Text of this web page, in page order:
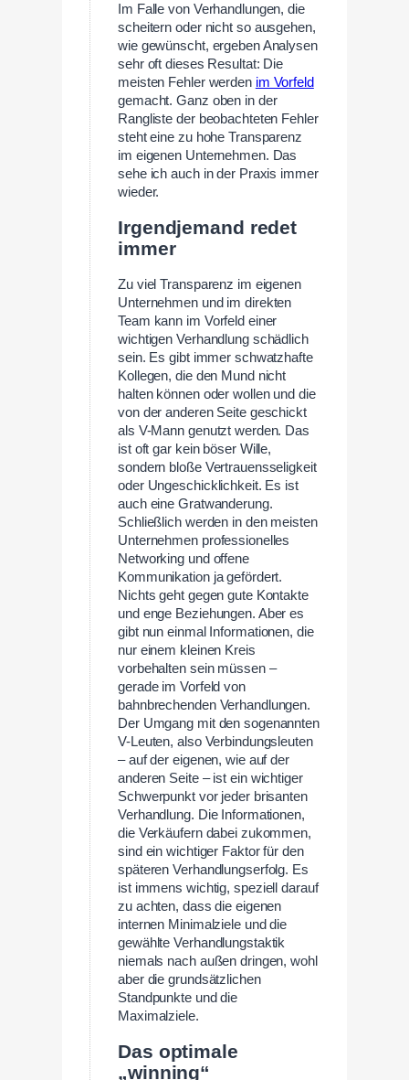
Im Falle von Verhandlungen, die
scheitern oder nicht so ausgehen,
wie gewünscht, ergeben Analysen
sehr oft dieses Resultat: Die
meisten Fehler werden im Vorfeld
gemacht. Ganz oben in der
Rangliste der beobachteten Fehler
steht eine zu hohe Transparenz
im eigenen Unternehmen. Das
sehe ich auch in der Praxis immer
wieder.
Irgendjemand redet
immer
Zu viel Transparenz im eigenen
Unternehmen und im direkten
Team kann im Vorfeld einer
wichtigen Verhandlung schädlich
sein. Es gibt immer schwatzhafte
Kollegen, die den Mund nicht
halten können oder wollen und die
von der anderen Seite geschickt
als V-Mann genutzt werden. Das
ist oft gar kein böser Wille,
sondern bloße Vertrauensseligkeit
oder Ungeschicklichkeit. Es ist
auch eine Gratwanderung.
Schließlich werden in den meisten
Unternehmen professionelles
Networking und offene
Kommunikation ja gefördert.
Nichts geht gegen gute Kontakte
und enge Beziehungen. Aber es
gibt nun einmal Informationen, die
nur einem kleinen Kreis
vorbehalten sein müssen –
gerade im Vorfeld von
bahnbrechenden Verhandlungen.
Der Umgang mit den sogenannten
V-Leuten, also Verbindungsleuten
– auf der eigenen, wie auf der
anderen Seite – ist ein wichtiger
Schwerpunkt vor jeder brisanten
Verhandlung. Die Informationen,
die Verkäufern dabei zukommen,
sind ein wichtiger Faktor für den
späteren Verhandlungserfolg. Es
ist immens wichtig, speziell darauf
zu achten, dass die eigenen
internen Minimalziele und die
gewählte Verhandlungstaktik
niemals nach außen dringen, wohl
aber die grundsätzlichen
Standpunkte und die
Maximalziele.
Das optimale
„winning“